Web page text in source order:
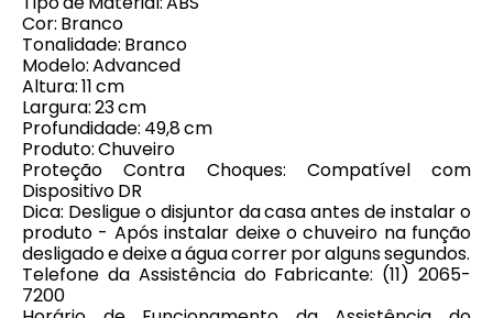
Cor: Branco
Tonalidade: Branco
Modelo: Advanced
Altura: 11 cm
Largura: 23 cm
Profundidade: 49,8 cm
Produto: Chuveiro
Proteção Contra Choques: Compatível com
Dispositivo DR
Dica: Desligue o disjuntor da casa antes de instalar o
produto - Após instalar deixe o chuveiro na função
desligado e deixe a água correr por alguns segundos.
Telefone da Assistência do Fabricante: (11) 2065-
7200